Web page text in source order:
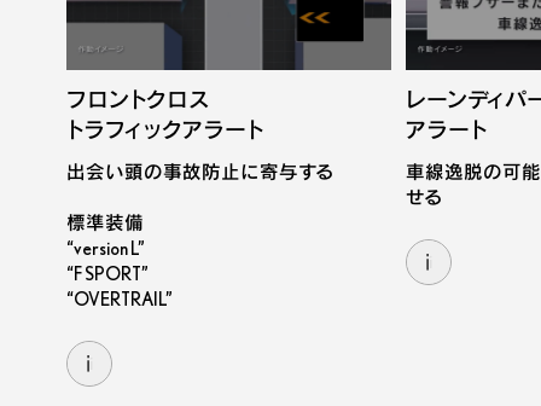
フロントクロス
トラフィックアラート
出会い頭の事故防止に寄与する
標準装備
“version L”
“F SPORT”
“OVERTRAIL”
レーンディパ
アラート
車線逸脱の可
せる
i